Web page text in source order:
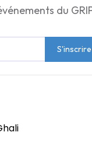
du
S'inscrire